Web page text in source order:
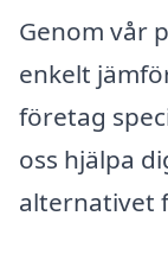
Genom vår
enkelt
företag
oss hjälpa
alternativet